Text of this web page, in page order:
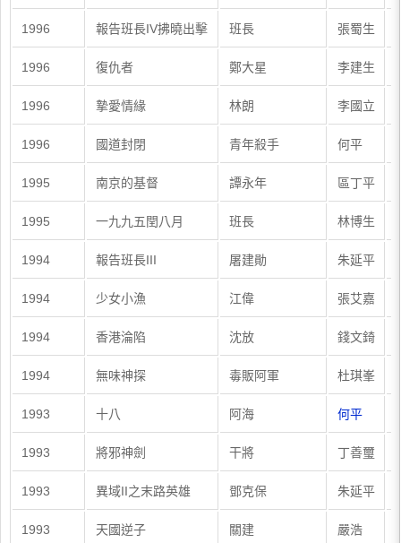
1996 報告班長IV拂曉出擊 班長 張蜀生
1996 復仇者 鄭大星 李建生
1996 摯愛情緣 林朗 李國立
1996 國道封閉 青年殺手 何平
1995 南京的基督 譚永年 區丁平
1995 一九九五閏八月 班長 林博生
1994 報告班長III 屠建勛 朱延平
1994 少女小漁 江偉 張艾嘉
1994 香港淪陷 沈放 錢文錡
1994 無味神探 毒販阿軍 杜琪峯
1993 十八 阿海 何平
1993 將邪神劍 干將 丁善璽
1993 異域II之末路英雄 鄧克保 朱延平
1993 天國逆子 關建 嚴浩